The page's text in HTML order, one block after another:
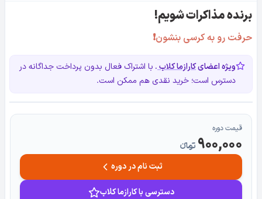
برنده مذاکرات شویم!
حرفت رو به کرسی بنشون❗
ویژه اعضایکارازما کلاب. با اشتراک فعال بدون پرداخت جداگانه در
دسترس است؛ خرید نقدی هم ممکن است.
قیمت دوره
900,000 تومانءء
ثبت نام در دوره
دسترسی با کارازما کلاب